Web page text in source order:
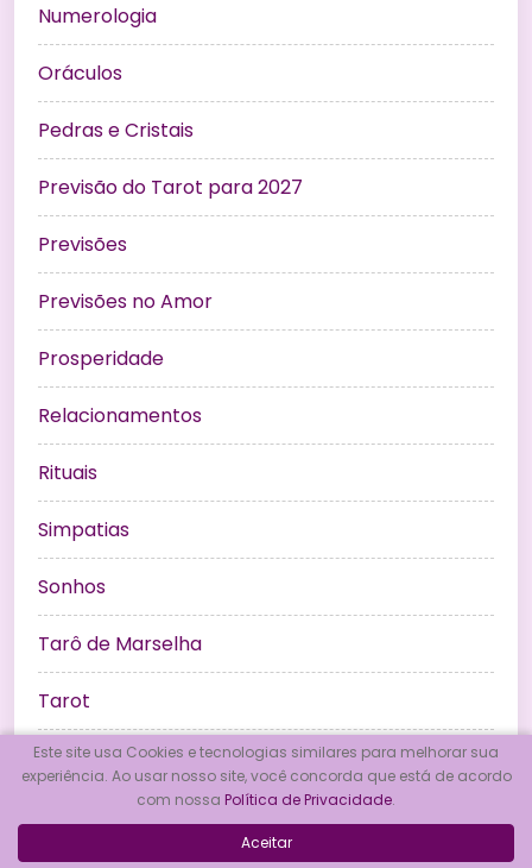
Numerologia
Oráculos
Pedras e Cristais
Previsão do Tarot para 2027
Previsões
Previsões no Amor
Prosperidade
Relacionamentos
Rituais
Simpatias
Sonhos
Tarô de Marselha
Tarot
Umbanda
Este site usa Cookies e tecnologias similares para melhorar sua
experiência. Ao usar nosso site, você concorda que está de acordo
com nossa Política de Privacidade.
Aceitar